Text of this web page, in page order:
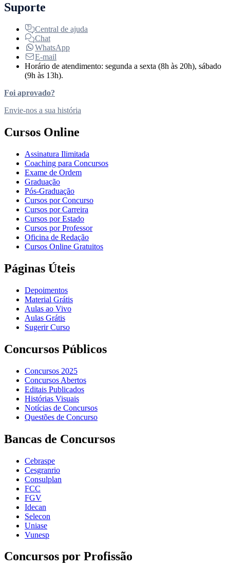
Suporte
Central de ajuda
Chat
WhatsApp
E-mail
Horário de atendimento: segunda a sexta (8h às 20h), sábado
(9h às 13h).
Foi aprovado?
Envie-nos a sua história
Cursos Online
Assinatura Ilimitada
Coaching para Concursos
Exame de Ordem
Graduação
Pós-Graduação
Cursos por Concurso
Cursos por Carreira
Cursos por Estado
Cursos por Professor
Oficina de Redação
Cursos Online Gratuitos
Páginas Úteis
Depoimentos
Material Grátis
Aulas ao Vivo
Aulas Grátis
Sugerir Curso
Concursos Públicos
Concursos 2025
Concursos Abertos
Editais Publicados
Histórias Visuais
Notícias de Concursos
Questões de Concurso
Bancas de Concursos
Cebraspe
Cesgranrio
Consulplan
FCC
FGV
Idecan
Selecon
Uniase
Vunesp
Concursos por Profissão